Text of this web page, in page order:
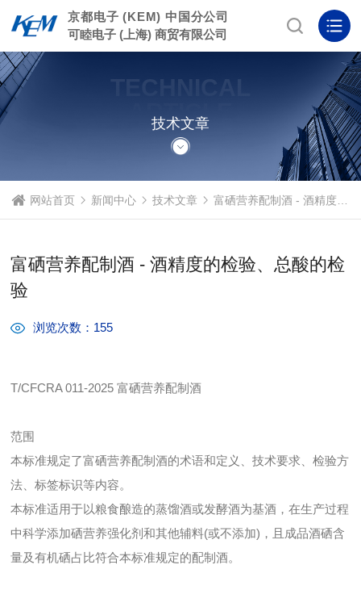
京都电子 (KEM) 中国分公司
可睦电子 (上海) 商贸有限公司
ARTICLE
技术文章
网站首页 新闻中心 技术文章 富硒营养配制酒 - 酒精度的检验、总酸的检验
富硒营养配制酒 - 酒精度的检验、总酸的检
验
浏览次数：155
T/CFCRA 011-2025 富硒营养配制酒
范围
本标准规定了富硒营养配制酒的术语和定义、技术要求、检验方
法、标签标识等内容。
本标准适用于以粮食酿造的蒸馏酒或发酵酒为基酒，在生产过程
中科学添加硒营养强化剂和其他辅料(或不添加)，且成品酒硒含
量及有机硒占比符合本标准规定的配制酒。